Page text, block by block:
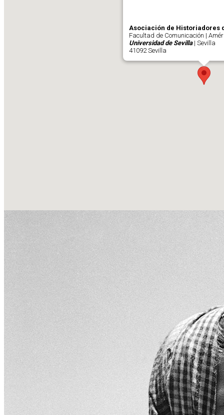
Asociación de Historiadores
Facultad de Comunicación |
Universidad de Sevilla| Sevilla
41092 Sevilla